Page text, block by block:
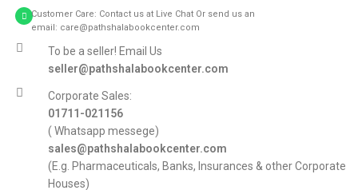
Customer Care: Contact us at Live Chat Or send us an
email: care@pathshalabookcenter.com
To be a seller! Email Us
seller@pathshalabookcenter.com
Corporate Sales:
01711-021156
( Whatsapp messege)
sales@pathshalabookcenter.com
(E.g. Pharmaceuticals, Banks, Insurances & other Corporate
Houses)